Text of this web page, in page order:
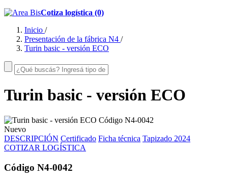
Cotiza logística (0)
Inicio /
Presentación de la fábrica N4 /
Turin basic - versión ECO
Turin basic - versión ECO
Nuevo
DESCRIPCIÓN Certificado Ficha técnica Tapizado 2024
COTIZAR LOGÍSTICA
Código N4-0042